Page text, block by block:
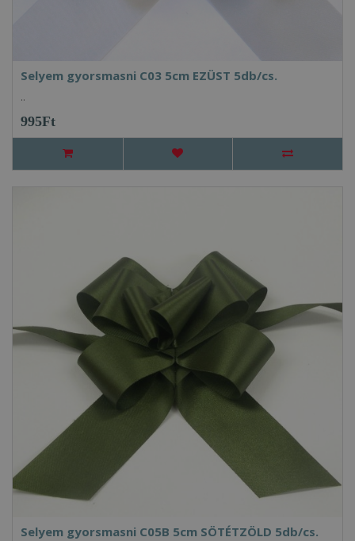
Selyem gyorsmasni C03 5cm EZÜST 5db/cs.
..
995Ft
Selyem gyorsmasni C05B 5cm SÖTÉTZÖLD 5db/cs.